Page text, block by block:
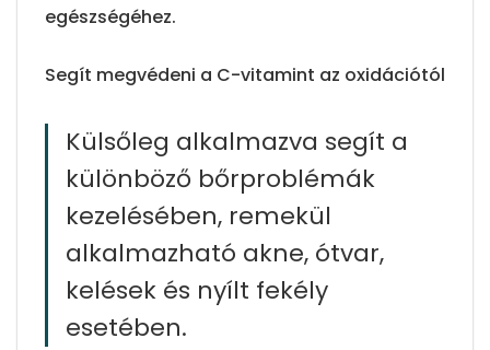
egészségéhez.
Segít megvédeni a C-vitamint az oxidációtól
Külsőleg alkalmazva segít a
különböző bőrproblémák
kezelésében, remekül
alkalmazható akne, ótvar,
kelések és nyílt fekély
esetében.